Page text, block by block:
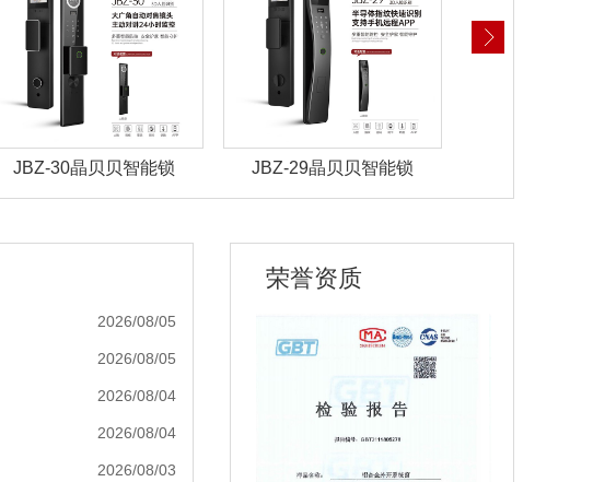
JBZ-29晶贝贝智能锁 JBZ-28晶贝贝智能锁
2026/08/05
2026/08/05
2026/08/04
2026/08/04
2026/08/03
荣誉资质